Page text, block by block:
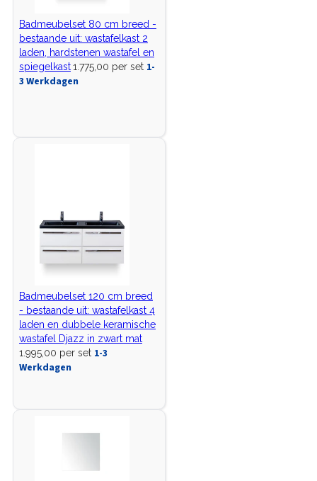
Badmeubelset 80 cm breed -
bestaande uit: wastafelkast 2
laden, hardstenen wastafel en
spiegelkast1.775,00 per set 1-
3 Werkdagen
Badmeubelset 120 cm breed
- bestaande uit: wastafelkast 4
laden en dubbele keramische
wastafel Djazz in zwart mat
1.995,00 per set 1-3
Werkdagen